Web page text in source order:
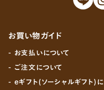
お買い物ガイド
- お支払いについて
- ご注文について
- eギフト(ソーシャルギフト)に